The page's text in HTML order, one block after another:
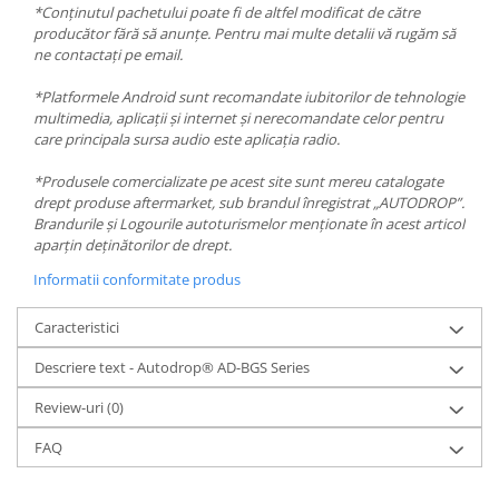
*Conținutul pachetului poate fi de altfel modificat de către
producător fără să anunțe. Pentru mai multe detalii vă rugăm să
ne contactați pe email.
*Platformele Android sunt recomandate iubitorilor de tehnologie
multimedia, aplicații și internet și nerecomandate celor pentru
care principala sursa audio este aplicația radio.
*Produsele comercializate pe acest site sunt mereu catalogate
drept produse aftermarket, sub brandul înregistrat „AUTODROP”.
Brandurile și Logourile autoturismelor menționate în acest articol
aparțin deținătorilor de drept.
Informatii conformitate produs
Caracteristici
Descriere text - Autodrop® AD-BGS Series
Review-uri(0)
FAQ